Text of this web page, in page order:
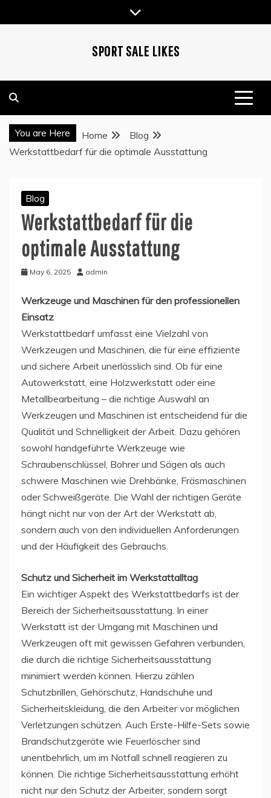
to
SPORT SALE LIKES
You are Here Home
Blog
Werkstattbedarf für die optimale Ausstattung
Blog
Werkstattbedarf für die
optimale Ausstattung
May 6, 2025 admin
Werkzeuge und Maschinen für den professionellen
Einsatz
Werkstattbedarf umfasst eine Vielzahl von
Werkzeugen und Maschinen, die für eine effiziente
und sichere Arbeit unerlässlich sind. Ob für eine
Autowerkstatt, eine Holzwerkstatt oder eine
Metallbearbeitung – die richtige Auswahl an
Werkzeugen und Maschinen ist entscheidend für die
Qualität und Schnelligkeit der Arbeit. Dazu gehören
sowohl handgeführte Werkzeuge wie
Schraubenschlüssel, Bohrer und Sägen als auch
schwere Maschinen wie Drehbänke, Fräsmaschinen
oder Schweißgeräte. Die Wahl der richtigen Geräte
hängt nicht nur von der Art der Werkstatt ab,
sondern auch von den individuellen Anforderungen
und der Häufigkeit des Gebrauchs.
Schutz und Sicherheit im Werkstattalltag
Ein wichtiger Aspekt des Werkstattbedarfs ist der
Bereich der Sicherheitsausstattung. In einer
Werkstatt ist der Umgang mit Maschinen und
Werkzeugen oft mit gewissen Gefahren verbunden,
die durch die richtige Sicherheitsausstattung
minimiert werden können. Hierzu zählen
Schutzbrillen, Gehörschutz, Handschuhe und
Sicherheitskleidung, die den Arbeiter vor möglichen
Verletzungen schützen. Auch Erste-Hilfe-Sets sowie
Brandschutzgeräte wie Feuerlöscher sind
unentbehrlich, um im Notfall schnell reagieren zu
können. Die richtige Sicherheitsausstattung erhöht
nicht nur den Schutz der Arbeiter, sondern sorgt